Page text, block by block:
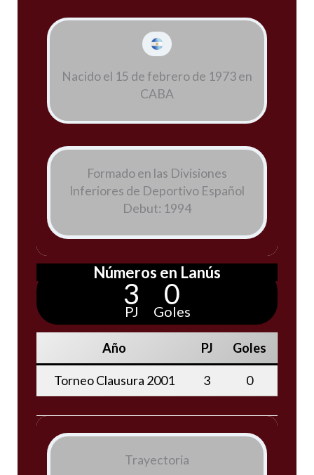
Nacido el 15 de febrero de 1973 en
CABA
Formado en las Divisiones
Inferiores de Deportivo Español
Debut: 1994
Números en Lanús
3
PJ
0
Goles
Año PJ Goles
Torneo Clausura 2001 3 0
Trayectoria